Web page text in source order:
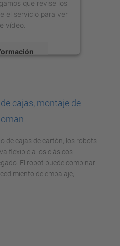
que revise los
el servicio para ver
vídeo.
Platform
cajas, montaje de
de cajas de cartón, los robots
flexible a los clásicos
El robot puede combinar
de embalaje,